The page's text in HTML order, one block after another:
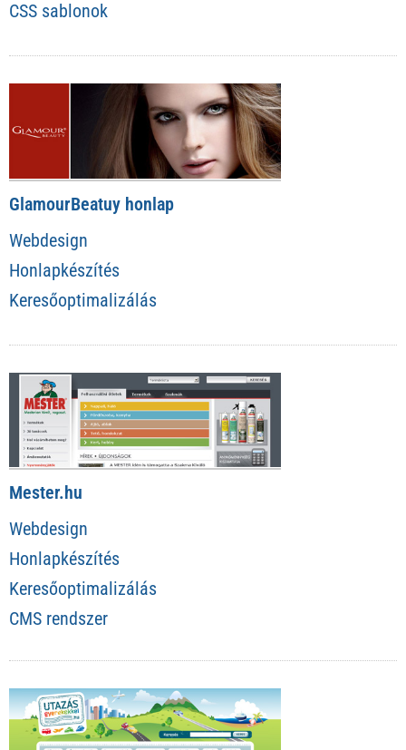
CSS sablonok
GlamourBeatuy honlap
Webdesign
Honlapkészítés
Keresőoptimalizálás
Mester.hu
Webdesign
Honlapkészítés
Keresőoptimalizálás
CMS rendszer